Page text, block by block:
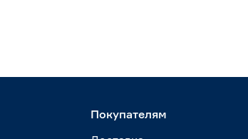
Покупателям